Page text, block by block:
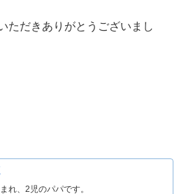
ただきありがとうございまし
れ、2児のパパです。